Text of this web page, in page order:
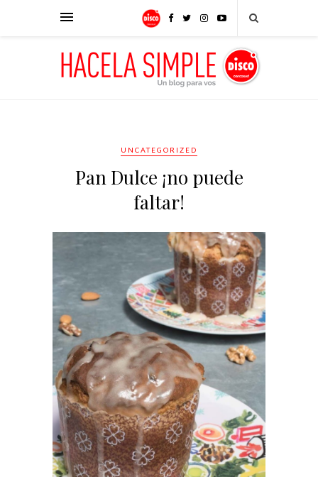
UNCATEGORIZED
Pan Dulce ¡no puede
faltar!